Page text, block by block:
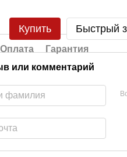
Купить Быстрый
Оплата
Гарантия
или комментарий